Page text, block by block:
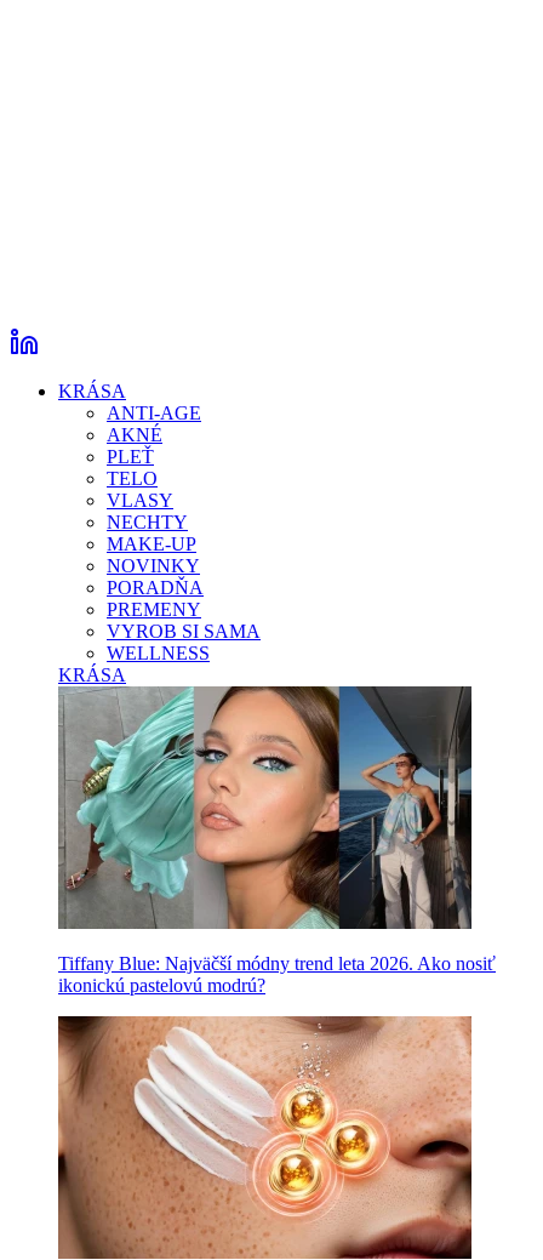
KRÁSA
ANTI-AGE
AKNÉ
PLEŤ
TELO
VLASY
NECHTY
MAKE-UP
NOVINKY
PORADŇA
PREMENY
VYROB SI SAMA
WELLNESS
KRÁSA
Tiffany Blue: Najväčší módny trend leta 2026. Ako nosiť
ikonickú pastelovú modrú?